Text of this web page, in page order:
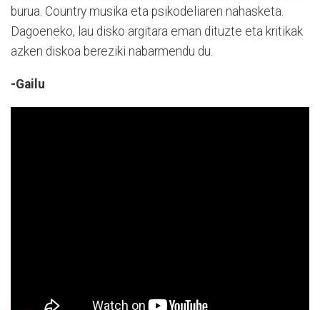
burua. Country musika eta psikodeliaren nahasketa.
Dagoeneko, lau disko argitara eman dituzte eta kritikak
azken diskoa bereziki nabarmendu du.
-Gailu